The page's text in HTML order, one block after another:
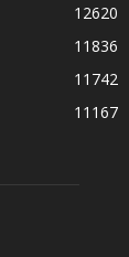
12620
11836
11742
11167